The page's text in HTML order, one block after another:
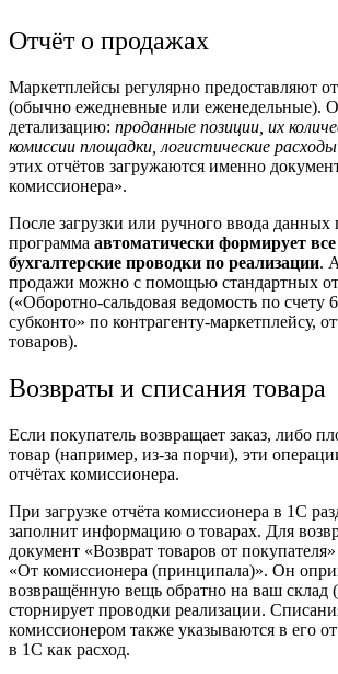
Отчёт о продажах
Маркетплейсы регулярно предоставляют
(обычно ежедневные или еженедельные).
детализацию: проданные позиции, их
комиссии площадки, логистические расходы
этих отчётов загружаются именно
комиссионера».
После загрузки или ручного ввода
программа автоматически формирует
бухгалтерские проводки по реализации.
продажи можно с помощью стандартных
(«Оборотно-сальдовая ведомость по счету
субконто» по контрагенту-маркетплейсу,
товаров).
Возвраты и списания товара
Если покупатель возвращает заказ, либо
товар (например, из-за порчи), эти
отчётах комиссионера.
При загрузке отчёта комиссионера в 1С
заполнит информацию о товарах. Для
документ «Возврат товаров от
«От комиссионера (принципала)». Он
возвращённую вещь обратно на ваш склад
сторнирует проводки реализации.
комиссионером также указываются в его
в 1С как расход.